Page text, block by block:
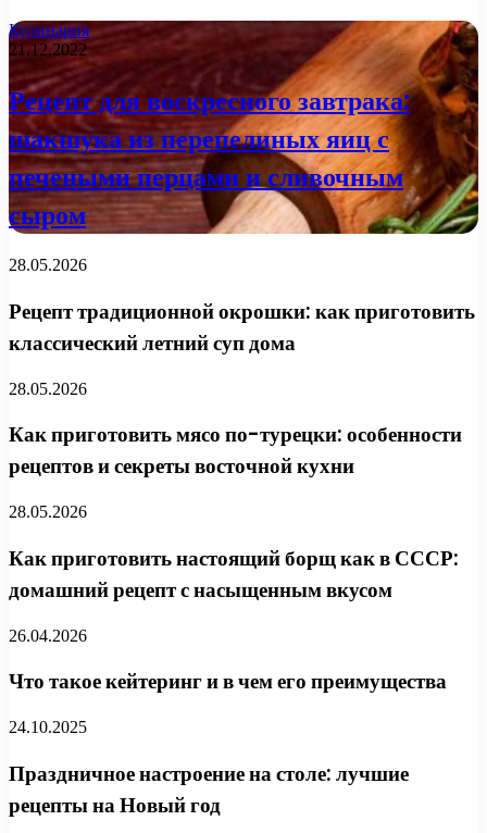
Кулинария
21.12.2022
Рецепт для воскресного завтрака:
шакшука из перепелиных яиц с
печеными перцами и сливочным
сыром
28.05.2026
Рецепт традиционной окрошки: как приготовить
классический летний суп дома
28.05.2026
Как приготовить мясо по-турецки: особенности
рецептов и секреты восточной кухни
28.05.2026
Как приготовить настоящий борщ как в СССР:
домашний рецепт с насыщенным вкусом
26.04.2026
Что такое кейтеринг и в чем его преимущества
24.10.2025
Праздничное настроение на столе: лучшие
рецепты на Новый год